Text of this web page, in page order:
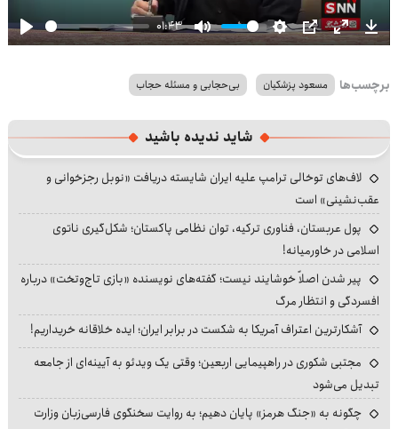
Play
01:43
Mute Settings
PIP Enter
برچسب‌ها مسعود پزشکیان بی‌حجابی و مسئله حجاب
شاید ندیده باشید
لاف‌های توخالی ترامپ علیه ایران شایسته دریافت «نوبل رجزخوانی و
عقب‌نشینی» است
پول عربستان، فناوری ترکیه، توان نظامی پاکستان؛ شکل‌گیری ناتوی
اسلامی در خاورمیانه!
پیر شدن اصلاً خوشایند نیست؛ گفته‌های نویسنده «بازی تاج‌وتخت» درباره
افسردگی و انتظار مرگ
آشکارترین اعتراف آمریکا به شکست در برابر ایران؛ ایده خلاقانه خریداریم!
مجتبی شکوری در راهپیمایی اربعین؛ وقتی یک ویدئو به آیینه‌ای از جامعه
تبدیل می‌شود
چگونه به «جنگ هرمز» پایان دهیم؛ به روایت سخنگوی فارسی‌زبان وزارت